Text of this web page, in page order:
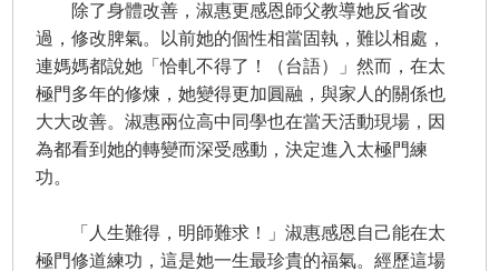
除了身體改善，淑惠更感恩師父教導她反省改
過，修改脾氣。以前她的個性相當固執，難以相處，
連媽媽都說她「恰軋不得了！（台語）」然而，在太
極門多年的修煉，她變得更加圓融，與家人的關係也
大大改善。淑惠兩位高中同學也在當天活動現場，因
為都看到她的轉變而深受感動，決定進入太極門練
功。
「人生難得，明師難求！」淑惠感恩自己能在太
極門修道練功，這是她一生最珍貴的福氣。經歷這場